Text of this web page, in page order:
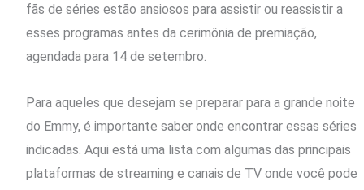
fãs de séries estão ansiosos para assistir ou reassistir a
esses programas antes da cerimônia de premiação,
agendada para 14 de setembro.
Para aqueles que desejam se preparar para a grande noite
do Emmy, é importante saber onde encontrar essas séries
indicadas. Aqui está uma lista com algumas das principais
plataformas de streaming e canais de TV onde você pode